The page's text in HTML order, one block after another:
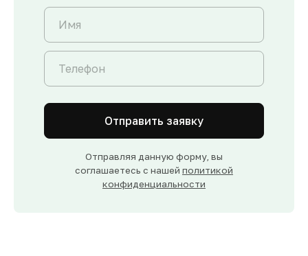
Отправить заявку
Отправляя данную форму, вы
соглашаетесь с нашей политикой
конфиденциальности